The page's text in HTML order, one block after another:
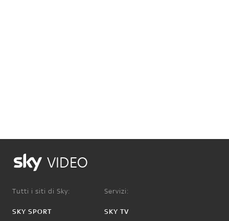
VIDEO
Tutti i siti di Sky:
SKY SPORT
Servizi:
SKY TV